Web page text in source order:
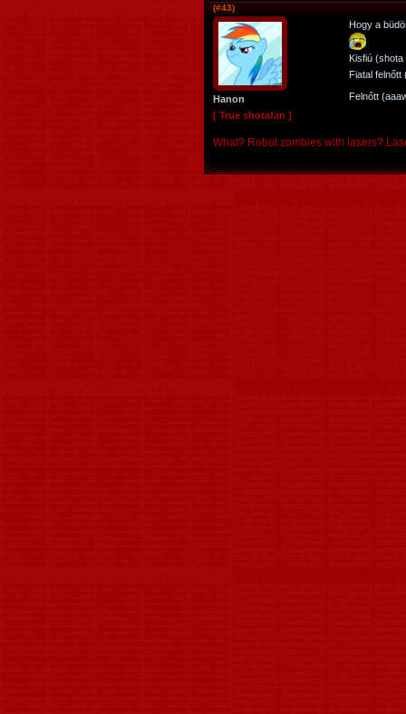
(#43)
Hanon
[ True shotafan ]
Hogy a
Kisfiú
Fiatal felnőtt
Felnőtt
What? Robot zombies with lasers?